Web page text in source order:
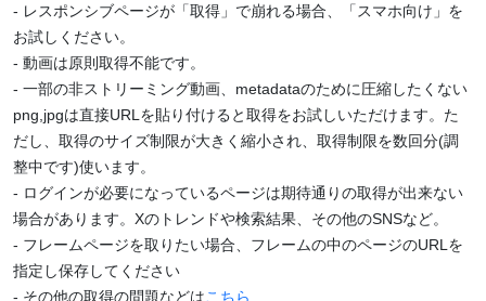
- レスポンシブページが「取得」で崩れる場合、「スマホ向け」を
お試しください。
- 動画は原則取得不能です。
- 一部の非ストリーミング動画、metadataのために圧縮したくない
png,jpgは直接URLを貼り付けると取得をお試しいただけます。た
だし、取得のサイズ制限が大きく縮小され、取得制限を数回分(調
整中です)使います。
- ログインが必要になっているページは期待通りの取得が出来ない
場合があります。Xのトレンドや検索結果、その他のSNSなど。
- フレームページを取りたい場合、フレームの中のページのURLを
指定し保存してください
- その他の取得の問題などはこちら